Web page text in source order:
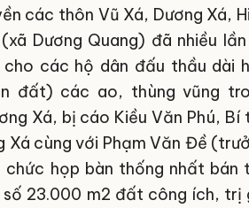
các thôn Vũ Xá, Dương Xá,
Dương Quang) đã nhiều
các hộ dân đấu thầu dài
đất) các ao, thùng vũng
Xá, bị cáo Kiều Văn Phú, Bí
Xá cùng với Phạm Văn Đề
họp bàn thống nhất bán
23.000 m2 đất công ích, trị